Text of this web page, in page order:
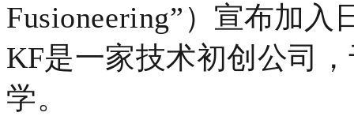
Fusioneering”） 宣布加入
KF是一家技术初创公司
学。